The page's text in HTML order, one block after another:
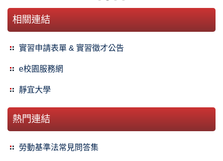
相關連結
實習申請表單 & 實習徵才公告
e校園服務網
靜宜大學
熱門連結
勞動基準法常見問答集